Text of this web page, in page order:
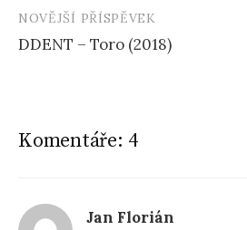
NOVĚJŠÍ PŘÍSPĚVEK
DDENT – Toro (2018)
Komentáře: 4
Jan Florián